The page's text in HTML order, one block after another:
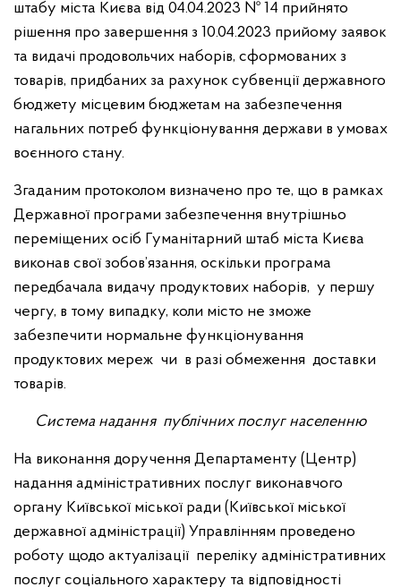
штабу міста Києва від 04.04.2023 № 14 прийнято
рішення про завершення з 10.04.2023 прийому заявок
та видачі продовольчих наборів, сформованих з
товарів, придбаних за рахунок субвенції державного
бюджету місцевим бюджетам на забезпечення
нагальних потреб функціонування держави в умовах
воєнного стану.
Згаданим протоколом визначено про те, що в рамках
Державної програми забезпечення внутрішньо
переміщених осіб Гуманітарний штаб міста Києва
виконав свої зобов’язання, оскільки програма
передбачала видачу продуктових наборів, у першу
чергу, в тому випадку, коли місто не зможе
забезпечити нормальне функціонування
продуктових мереж чи в разі обмеження доставки
товарів.
Система надання публічних послуг населенню
На виконання доручення Департаменту (Центр)
надання адміністративних послуг виконавчого
органу Київської міської ради (Київської міської
державної адміністрації) Управлінням проведено
роботу щодо актуалізації переліку адміністративних
послуг соціального характеру та відповідності